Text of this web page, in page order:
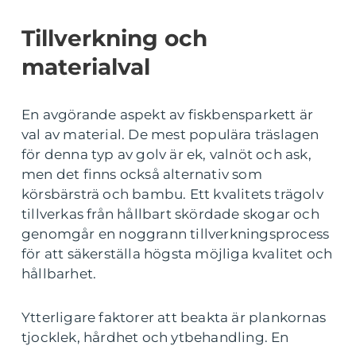
Tillverkning och
materialval
En avgörande aspekt av fiskbensparkett är
val av material. De mest populära träslagen
för denna typ av golv är ek, valnöt och ask,
men det finns också alternativ som
körsbärsträ och bambu. Ett kvalitets trägolv
tillverkas från hållbart skördade skogar och
genomgår en noggrann tillverkningsprocess
för att säkerställa högsta möjliga kvalitet och
hållbarhet.
Ytterligare faktorer att beakta är plankornas
tjocklek, hårdhet och ytbehandling. En